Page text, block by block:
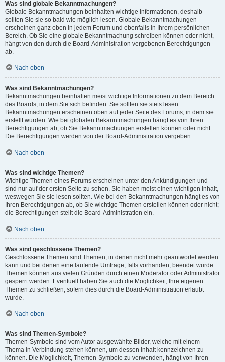
Was sind globale Bekanntmachungen?
Globale Bekanntmachungen beinhalten wichtige Informationen, deshalb
sollten Sie sie so bald wie möglich lesen. Globale Bekanntmachungen
erscheinen ganz oben in jedem Forum und ebenfalls in Ihrem persönlichen
Bereich. Ob Sie eine globale Bekanntmachung schreiben können oder nicht,
hängt von den durch die Board-Administration vergebenen Berechtigungen
ab.
Nach oben
Was sind Bekanntmachungen?
Bekanntmachungen beinhalten meist wichtige Informationen zu dem Bereich
des Boards, in dem Sie sich befinden. Sie sollten sie stets lesen.
Bekanntmachungen erscheinen oben auf jeder Seite des Forums, in dem sie
erstellt wurden. Wie bei globalen Bekanntmachungen hängt es von Ihren
Berechtigungen ab, ob Sie Bekanntmachungen erstellen können oder nicht.
Die Berechtigungen werden von der Board-Administration vergeben.
Nach oben
Was sind wichtige Themen?
Wichtige Themen eines Forums erscheinen unter den Ankündigungen und
sind nur auf der ersten Seite zu sehen. Sie haben meist einen wichtigen Inhalt,
weswegen Sie sie lesen sollten. Wie bei den Bekanntmachungen hängt es von
Ihren Berechtigungen ab, ob Sie wichtige Themen erstellen können oder nicht;
die Berechtigungen stellt die Board-Administration ein.
Nach oben
Was sind geschlossene Themen?
Geschlossene Themen sind Themen, in denen nicht mehr geantwortet werden
kann und bei denen eine laufende Umfrage, falls vorhanden, beendet wurde.
Themen können aus vielen Gründen durch einen Moderator oder Administrator
gesperrt werden. Eventuell haben Sie auch die Möglichkeit, Ihre eigenen
Themen zu schließen, sofern dies durch die Board-Administration erlaubt
wurde.
Nach oben
Was sind Themen-Symbole?
Themen-Symbole sind vom Autor ausgewählte Bilder, welche mit einem
Thema in Verbindung stehen können, um dessen Inhalt kennzeichnen zu
können. Die Möglichkeit, Themen-Symbole zu verwenden, hängt von Ihren